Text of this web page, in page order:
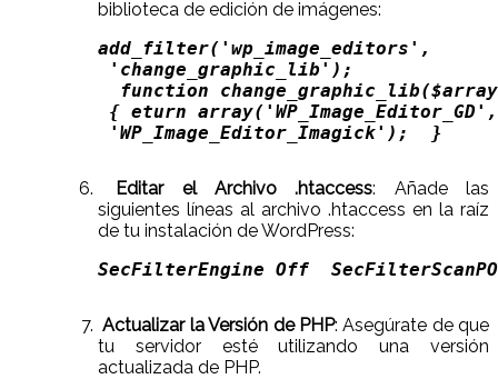
biblioteca de edición de imágenes:
add_filter('wp_image_editors',
'change_graphic_lib');
function
{ eturn array('WP_Image_Editor_GD',
'WP_Image_Editor_Imagick');  }
Editar el Archivo .htaccess: Añade las
siguientes líneas al archivo .htaccess en la raíz
de tu instalación de WordPress:
SecFilterEngine Off
Actualizar la Versión de PHP: Asegúrate de que
tu servidor esté utilizando una versión
actualizada de PHP.